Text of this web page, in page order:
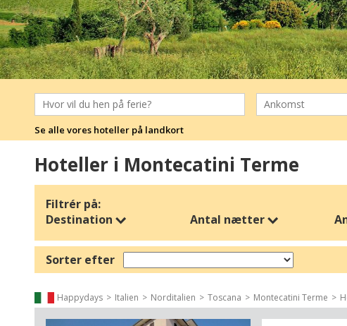
Se alle vores hoteller på landkort
Hoteller i Montecatini Terme
Filtrér på:
Destination
Antal nætter
Sorter efter
Happydays Italien Norditalien Toscana Montecatini Terme